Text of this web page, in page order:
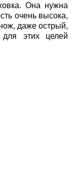
Она нужна
очень высока,
даже острый,
этих целей